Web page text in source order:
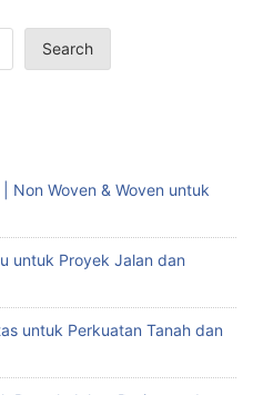
Search
Non Woven & Woven untuk
untuk Proyek Jalan dan
untuk Perkuatan Tanah dan